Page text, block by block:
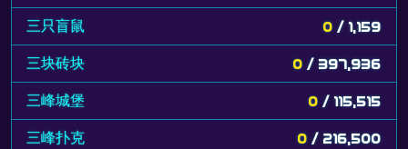
三只盲鼠 0 / 1,159
三块砖块 0 / 397,936
三峰城堡 0 / 115,515
三峰扑克 0 / 216,500